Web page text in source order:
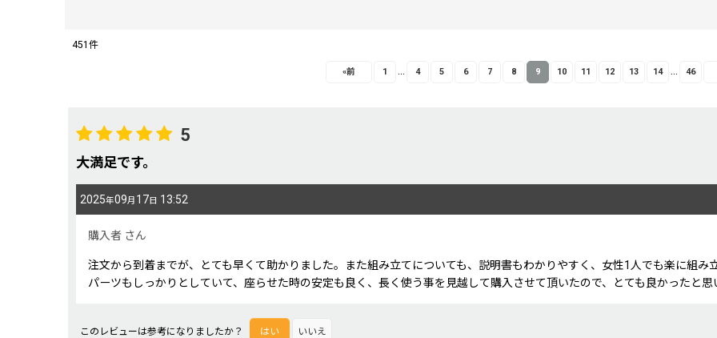
画像:
年代:
451 件
«前 1 4 5 6 7 8 9 10 11 12 13 14 46
5
大満足です。
2025年09月 17 日 13:52
購入者 さん
注文から到着までが、とても早くて助かりました。また組み立てについても、説明書もわかりやすく、女性1人でも楽に組み
パーツもしっかりとしていて、座らせた時の安定も良く、長く使う事を見越して購入させて頂いたので、とても良かったと思
このレビューは参考になりましたか？ はい いいえ